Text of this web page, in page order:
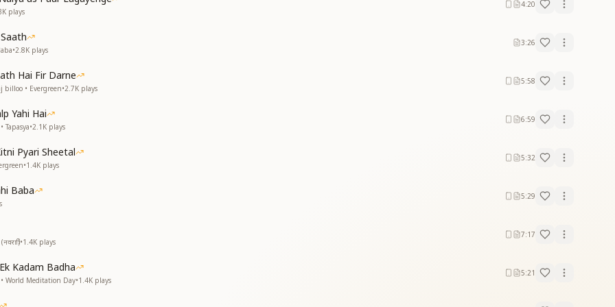
Baba,
shade
shade
plays
4:20
•2.8K plays
3:26
Hai Fir Darne
billoo • Evergreen•2.7K plays
5:58
Yahi Hai
•2.1K plays
6:59
Pyari Sheetal
•1.4K plays
5:32
Baba 5:29
•1.4K plays
7:17
Kadam Badha
World Meditation Day•1.4K plays
5:21